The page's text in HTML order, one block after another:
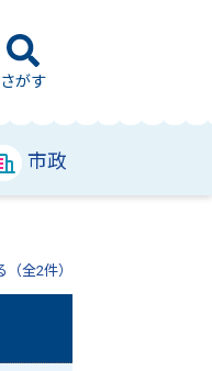
さがす
市政
全2件）